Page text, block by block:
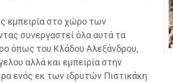
εμπειρία στο χώρο των
συνεργαστεί όλα αυτά τα
όπως του Κλάδου Αλεξάνδρου,
αλλά και εμπειρία στην
ενός εκ των ιδρυτών Πιστικάκη